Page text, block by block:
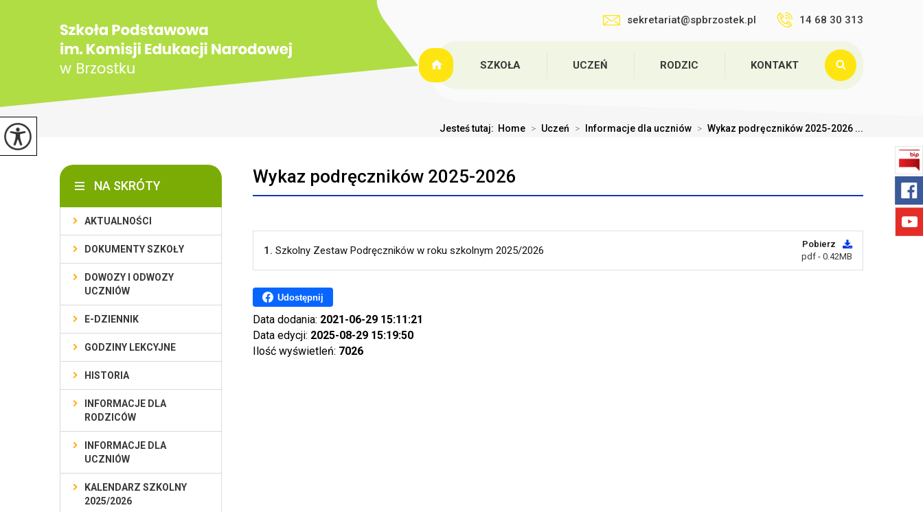
sekretariat@spbrzostek.pl 14 68 30 313
SZKOŁA UCZEŃ RODZIC KONTAKT
Jesteś tutaj: Home > Uczeń > Informacje dla uczniów > Wykaz podręczników 2025-2026 ...
Wykaz podręczników 2025-2026
1. Szkolny Zestaw Podręczników w roku szkolnym 2025/2026
Pobierz
pdf - 0.42MB
Udostępnij
Data dodania: 2021-06-29 15:11:21
Data edycji: 2025-08-29 15:19:50
Ilość wyświetleń: 7026
NA SKRÓTY
AKTUALNOŚCI
DOKUMENTY SZKOŁY
DOWOZY I ODWOZY
UCZNIÓW
E-DZIENNIK
GODZINY LEKCYJNE
HISTORIA
INFORMACJE DLA
RODZICÓW
INFORMACJE DLA
UCZNIÓW
KALENDARZ SZKOLNY
2025/2026